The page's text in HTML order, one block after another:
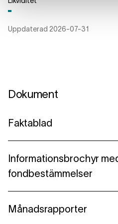
Uppdaterad 2026-07-31
Dokument
Faktablad
Lannebo Global Growth A
Lannebo Global Growth B
Lannebo Global Growth C
Informationsbrochyr
fondbestämmelser
Informationsbroschyr
Månadsrapporter